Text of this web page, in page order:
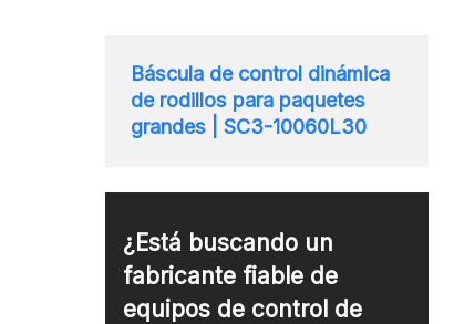
Báscula de control dinámica
de rodillos para paquetes
grandes | SC3-10060L30
¿Está buscando un
fabricante fiable de
equipos de control de